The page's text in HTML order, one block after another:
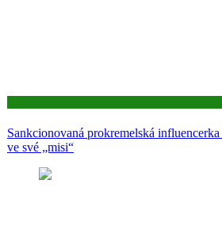
Sankcionovaná prokremelská
ve své „misi“